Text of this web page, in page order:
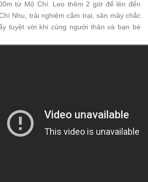
từ Mộ Chí. Leo thêm 2 giờ để lên đến
Nhu, trải nghiệm cắm trại, săn mây chắc
tuyệt vời khi cùng người thân và bạn bè